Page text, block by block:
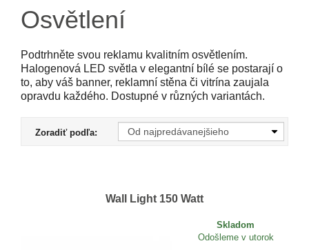
Osvětlení
Podtrhněte svou reklamu kvalitním osvětlením.
Halogenová LED světla v elegantní bílé se postarají o
to, aby váš banner, reklamní stěna či vitrína zaujala
opravdu každého. Dostupné v různých variantách.
Zoradiť podľa:
Wall Light 150 Watt
Skladom
Odošleme v utorok